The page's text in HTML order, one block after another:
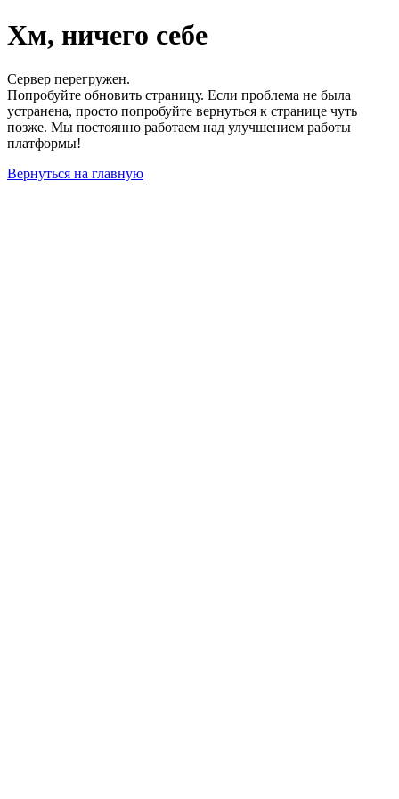
Хм, ничего себе
Сервер перегружен.
Попробуйте обновить страницу. Если проблема не была
устранена, просто попробуйте вернуться к странице чуть
позже. Мы постоянно работаем над улучшением работы
платформы!
Вернуться на главную